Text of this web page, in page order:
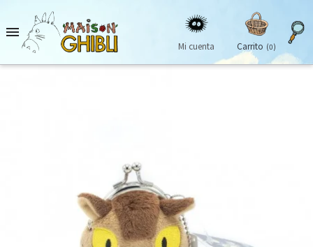

Mi cuenta Carrito (0)